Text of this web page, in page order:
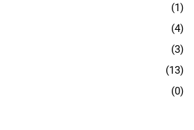
(1)
(4)
(3)
(13)
(0)